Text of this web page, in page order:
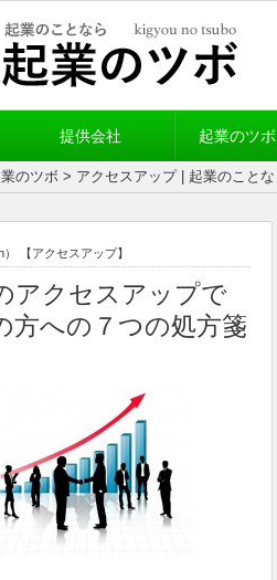
提供会社 起業のツ
のツボ > アクセスアップ | 起業のこと
【アクセスアップ】
アクセスアップで
方への７つの処方箋